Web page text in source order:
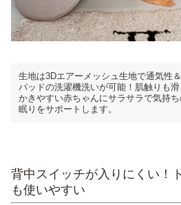
生地は3Dエアーメッシュ生地で通気性
パッドの洗濯機洗いが可能！肌触りも
かきやすい赤ちゃんにサラサラで気持
眠りをサポートします。
背中スイッチが入りにくい！
も使いやすい